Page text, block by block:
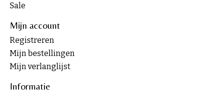
Sale
Mijn account
Registreren
Mijn bestellingen
Mijn verlanglijst
Informatie